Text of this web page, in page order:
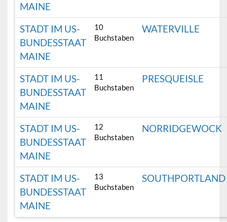
MAINE
STADT IM US-
BUNDESSTAAT
MAINE
10
Buchstaben
WATERVILLE
STADT IM US-
BUNDESSTAAT
MAINE
11
Buchstaben
PRESQUEISLE
STADT IM US-
BUNDESSTAAT
MAINE
12
Buchstaben
NORRIDGEWOCK
STADT IM US-
BUNDESSTAAT
MAINE
13
Buchstaben
SOUTHPORTLAND